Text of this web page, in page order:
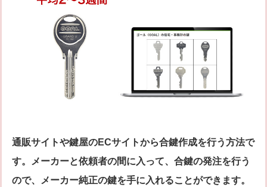
通販サイトや鍵屋のECサイトから合鍵作成を行う方法で
す。メーカーと依頼者の間に入って、合鍵の発注を行う
ので、メーカー純正の鍵を手に入れることができます。